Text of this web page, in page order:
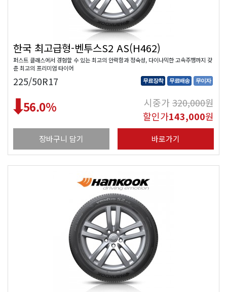
한국 최고급형-벤투스S2 AS(H462)
퍼스트 클래스에서 경험할 수 있는 최고의 안락함과 정숙성, 다이나믹한 고속주행까지 갖
춘 최고의 프리미엄 타이어
225/50R17 무료장착 무료배송 무이자
56.0% 시중가320,000원
할인가143,000원
장바구니 담기 바로가기